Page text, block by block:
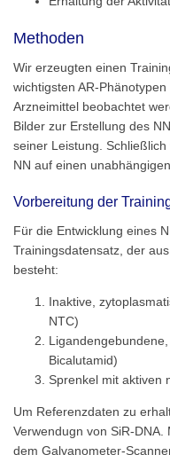
Methoden
Wir erzeugten einen
wichtigsten AR-
Arzneimittel beobachtet
Bilder zur Erstellung des
seiner Leistung.
NN auf einen
Vorbereitung der
Für die Entwicklung eines
Trainingsdatensatz, der
besteht:
Inaktive,
NTC)
Bicalutamid)
Sprenkel mit aktiven
Um Referenzdaten zu
Verwendugn von SiR-DNA.
dem Galvanometer-